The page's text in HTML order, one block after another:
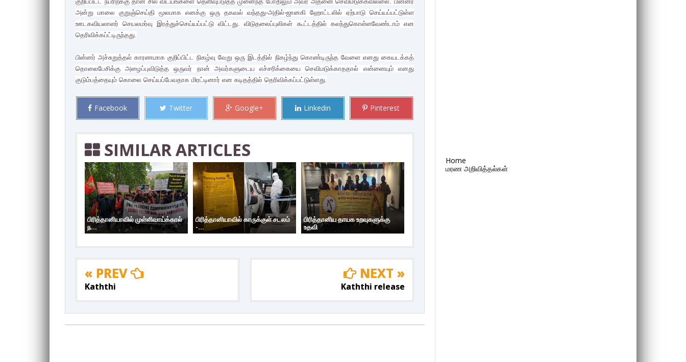
அன்று மாலை குறுஞ்செய்தி மூலமாக எனக்கு ஒரு தகவல் வந்தது-அதில்-ஜானகி ஹோட்டலில் ஏற்பாடு செய்யப்பட்டுள்ள
ஊடகவியலாளர் செயலமர்வு இரத்துச்செய்யப்பட்டு விட்டது. விடுதலைப்புலிகள் கூட்டத்தில் கலந்துகொள்ளவேண்டாம் என
தெரிவிக்கப்ட்டிருந்தது.
பின்னர் அச்சுறுத்தல் காரணமாக குறிப்பிட்ட நிகழ்வு வேறு ஒரு இடத்தில் நிகழ்ந்து கொண்டிருந்த வேளை எனது கையடக்கத்
தொலைபேசிக்கு அழைப்புவிடுத்த ஒருவர் நான் அவர்களுடைய எச்சரிக்கையை செவிமடுக்காததால் என்னையும் எனது
குடும்பத்தையும் கொலை செய்யப்பேவதாக மிரட்டினார் என கடிதத்தில் தெரிவிக்கப்பட்டுள்ளது.
Facebook Twitter Google+ Linkedin Pinterest
SIMILAR ARTICLES
பிரித்தானியாவில் முள்ளிவாய்க்கால்
ந...
பிரித்தானியாவில் காருக்குள் சடலம்
-...
பிரித்தானிய தாயக உறவுகளுக்கு
உதவி
« PREV
Kaththi
NEXT »
Kaththi release
Home
மரண அறிவித்தல்கள்